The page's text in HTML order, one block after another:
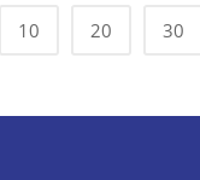
10 20 30